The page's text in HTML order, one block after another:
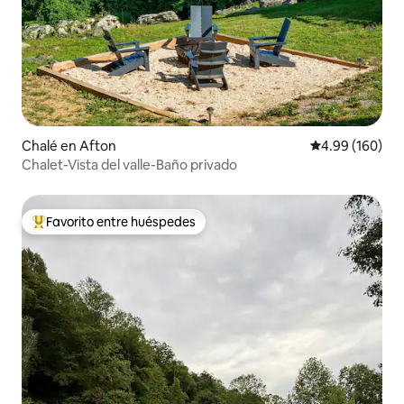
Chalé en Afton Calificación
4.99 (160)
Chalet-Vista del valle-Baño privado
Favorito entre huéspedes preferido
Favorito entre huéspedes